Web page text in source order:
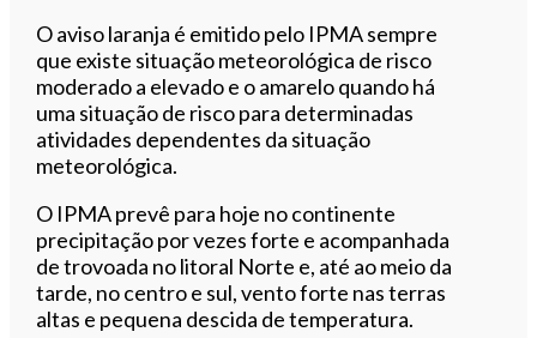
O aviso laranja é emitido pelo IPMA sempre
que existe situação meteorológica de risco
moderado a elevado e o amarelo quando há
uma situação de risco para determinadas
atividades dependentes da situação
meteorológica.
O IPMA prevê para hoje no continente
precipitação por vezes forte e acompanhada
de trovoada no litoral Norte e, até ao meio da
tarde, no centro e sul, vento forte nas terras
altas e pequena descida de temperatura.